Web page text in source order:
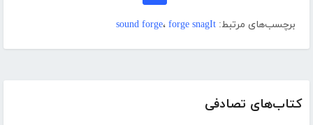
کتاب‌های تصادفی
برچسب‌های مرتبط: sound forge، forge snagIt